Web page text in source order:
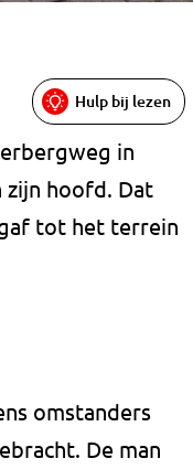
Hulp bij lezen
in
zijn hoofd. Dat
tot het terrein
omstanders
De man